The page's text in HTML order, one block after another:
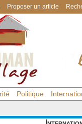
Proposer un article
Politique